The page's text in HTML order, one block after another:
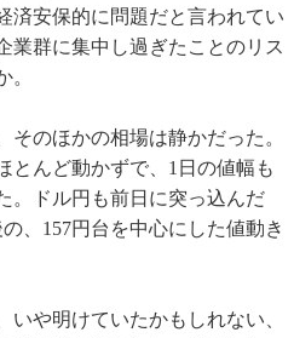
済安保的に問題だと言われてい
業群に集中し過ぎたことのリス
。
のほかの相場は静かだった。
とんど動かずで、1日の値幅も
。ドル円も前日に突っ込んだ
、157円台を中心にした値動き
や明けていたかもしれない、